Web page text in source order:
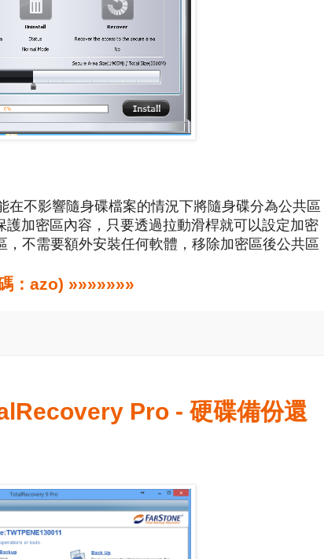
在不影響隨身碟檔案的情況下將隨身碟分為公共區
加密區內容，只要透過拉動滑桿就可以設定加密
不需要額外安裝任何軟體，移除加密區後公共區
：azo) »»»»»»»
Pro - 硬碟備份還